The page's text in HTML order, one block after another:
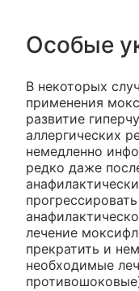
Особые
В некоторых
применения
развитие
аллергических
немедленно
редко даже
лечение
прекратить и
необходимые